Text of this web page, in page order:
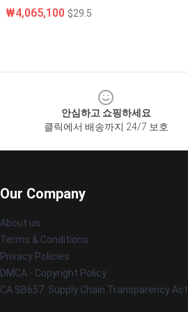
₩4,065,100 $29.5
안심하고 쇼핑하세요
클릭에서 배송까지 24/7 보호
Our Company
About us
Terms & Conditions
Privacy Policies
DMCA - Copyright Policy
CA SB657: Supply Chain Transparency Act